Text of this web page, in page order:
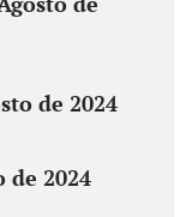
de 2024
de 2024